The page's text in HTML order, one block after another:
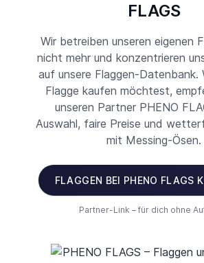
FLAGS
Wir betreiben unseren eigenen
nicht mehr und konzentrieren
auf unsere Flaggen-Datenbank.
Flagge kaufen möchtest,
unseren Partner PHENO
Auswahl, faire Preise und
mit Messing-Ösen.
FLAGGEN BEI PHENO FLAGS
Partner-Link – für dich ohne